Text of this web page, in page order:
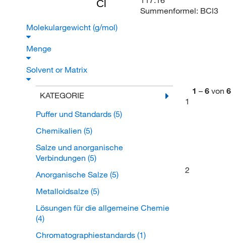
Cl
Summenformel: BCl3
Molekulargewicht (g/mol)
Menge
Solvent or Matrix
KATEGORIE
Puffer und Standards (5)
Chemikalien (5)
Salze und anorganische
Verbindungen (5)
Anorganische Salze (5)
Metalloidsalze (5)
Lösungen für die allgemeine Chemie
(4)
Chromatographiestandards (1)
1 – 6 von 6
1
2